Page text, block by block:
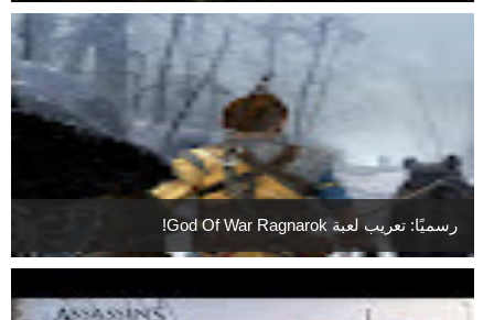
رسميًا: تعريب لعبة God Of War Ragnarok!